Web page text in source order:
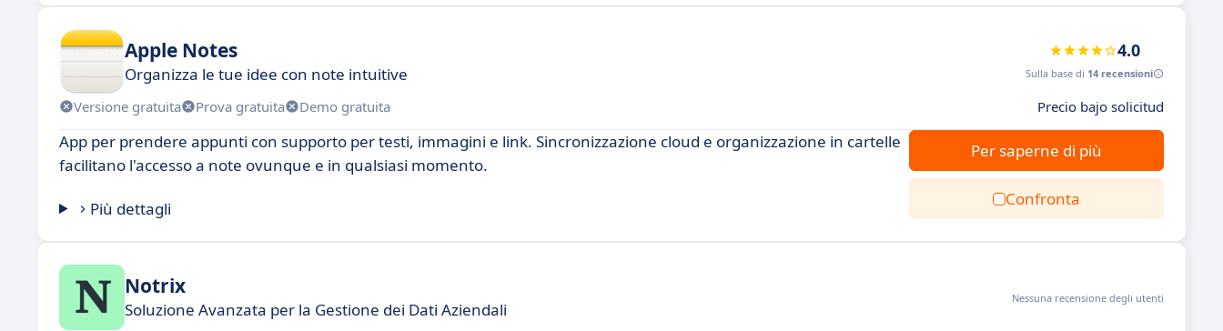
Apple Notes
Organizza le tue idee con note intuitive
4.0
Sulla base di 14 recensioni
Versione gratuita Prova gratuita Demo gratuita Precio bajo solicitud
App per prendere appunti con supporto per testi, immagini e link. Sincronizzazione cloud e organizzazione in cartelle
facilitano l'accesso a note ovunque e in qualsiasi momento.
Più dettagli
Per saperne di più
Confronta
Notrix
Soluzione Avanzata per la Gestione dei Dati Aziendali
Nessuna recensione degli utenti